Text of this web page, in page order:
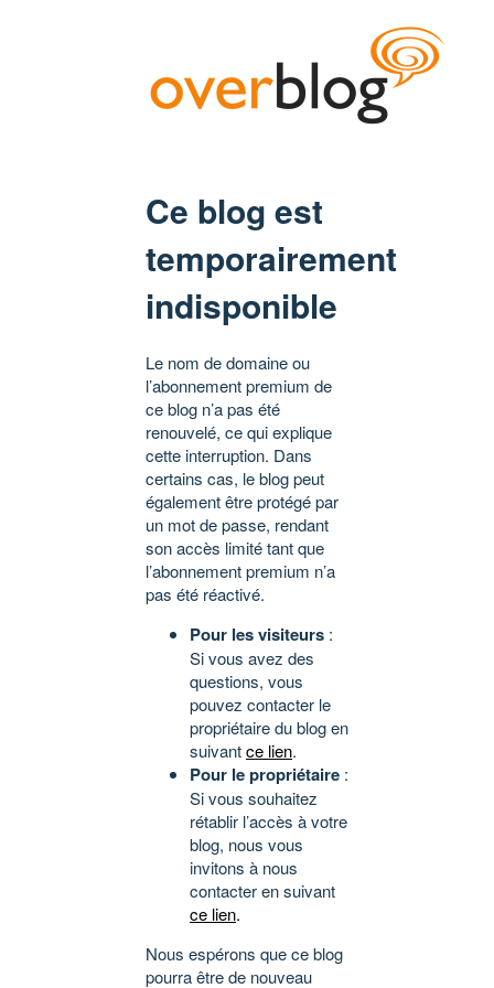
Ce blog est
temporairement
indisponible
Le nom de domaine ou
l’abonnement premium de
ce blog n’a pas été
renouvelé, ce qui explique
cette interruption. Dans
certains cas, le blog peut
également être protégé par
un mot de passe, rendant
son accès limité tant que
l’abonnement premium n’a
pas été réactivé.
Pour les visiteurs :
Si vous avez des
questions, vous
pouvez contacter le
propriétaire du blog en
suivantce lien.
Pour le propriétaire :
Si vous souhaitez
rétablir l’accès à votre
blog, nous vous
invitons à nous
contacter en suivant
ce lien.
Nous espérons que ce blog
pourra être de nouveau